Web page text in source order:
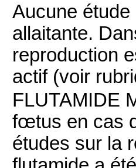
Aucune étude
allaitante.
reproduction
actif (voir
FLUTAMIDE
fœtus en cas
études sur la